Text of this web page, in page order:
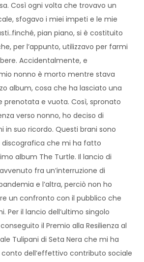
Così ogni volta che trovavo un
sfogavo i miei impeti e le mie
pian piano, si è costituito
per l’appunto, utilizzavo per farmi
Accidentalmente, e
nonno è morto mentre stava
album, cosa che ha lasciato una
prenotata e vuota. Così, spronato
verso nonno, ho deciso di
in suo ricordo. Questi brani sono
discografica che mi ha fatto
album The Turtle. Il lancio di
fra un’interruzione di
e l’altra, perciò non ho
un confronto con il pubblico che
Per il lancio dell’ultimo singolo
il Premio alla Resilienza al
Tulipani di Seta Nera che mi ha
dell’effettivo contributo sociale